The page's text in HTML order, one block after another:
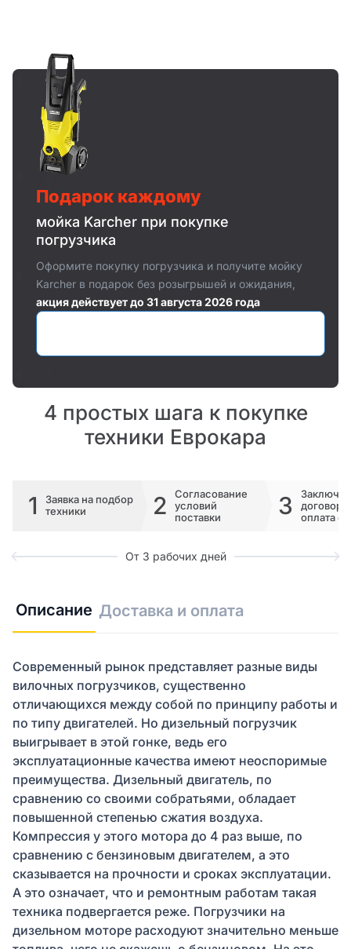
Подарок каждому
мойка Karcher при покупке
погрузчика
Оформите покупку погрузчика и получите мойку
Karcher в подарок без розыгрышей и ожидания,
акция действует до 31 августа 2026 года
4 простых шага к покупке
техники Еврокара
1
Заявка на подбор
техники
2
Согласование
условий
поставки
3
договора
оплата
От 3 рабочих дней
Описание Доставка и оплата
Современный рынок представляет разные виды
вилочных погрузчиков, существенно
отличающихся между собой по принципу работы и
по типу двигателей. Но дизельный погрузчик
выигрывает в этой гонке, ведь его
эксплуатационные качества имеют неоспоримые
преимущества. Дизельный двигатель, по
сравнению со своими собратьями, обладает
повышенной степенью сжатия воздуха.
Компрессия у этого мотора до 4 раз выше, по
сравнению с бензиновым двигателем, а это
сказывается на прочности и сроках эксплуатации.
А это означает, что и ремонтным работам такая
техника подвергается реже. Погрузчики на
дизельном моторе расходуют значительно меньше